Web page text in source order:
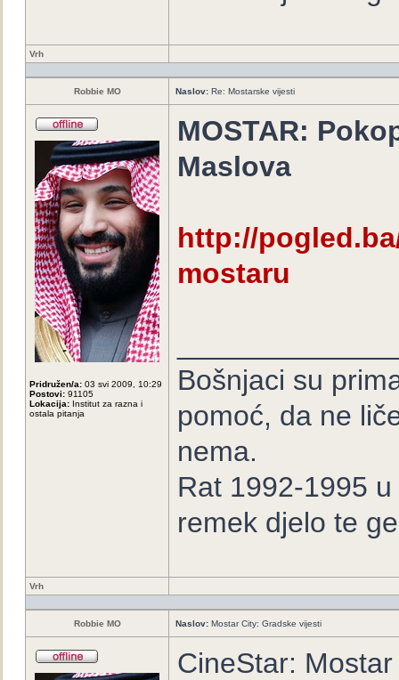
Vrh
Robbie MO Naslov: Re: Mostarske vijesti
Pridružen/a: 03 svi 2009, 10:29
Postovi: 91105
Lokacija: Institut za razna i
ostala pitanja
MOSTAR:
Maslova
http://
mostaru
Bošnjaci su
pomoć, da ne
nema.
Rat 1992-1995
remek djelo te
Vrh
Robbie MO Naslov: Mostar City: Gradske vijesti
CineStar: